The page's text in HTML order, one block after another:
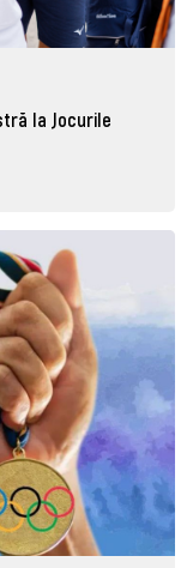
la Jocurile